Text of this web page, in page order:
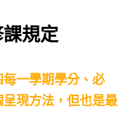
規定
一學期學分、必
現方法，但也是最